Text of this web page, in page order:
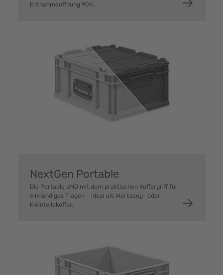
Entnahmeöffnung 90%.
NextGen Portable
Die Portable UNO mit dem praktischen Koffergriff für
einhändiges Tragen – ideal als Werkzeug- oder
Kleinteilekoffer.